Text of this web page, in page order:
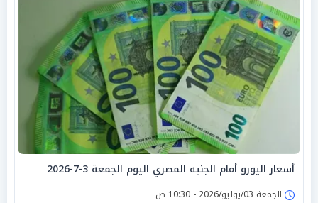
أسعار اليورو أمام الجنيه المصري اليوم الجمعة 3-7-2026
الجمعة 03/يوليو/2026 - 10:30 ص